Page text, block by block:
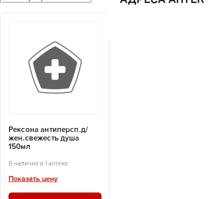
Рексона антиперсп.д/
жен.свежесть душа
150мл
В наличии в 1 аптеке
Показать цену